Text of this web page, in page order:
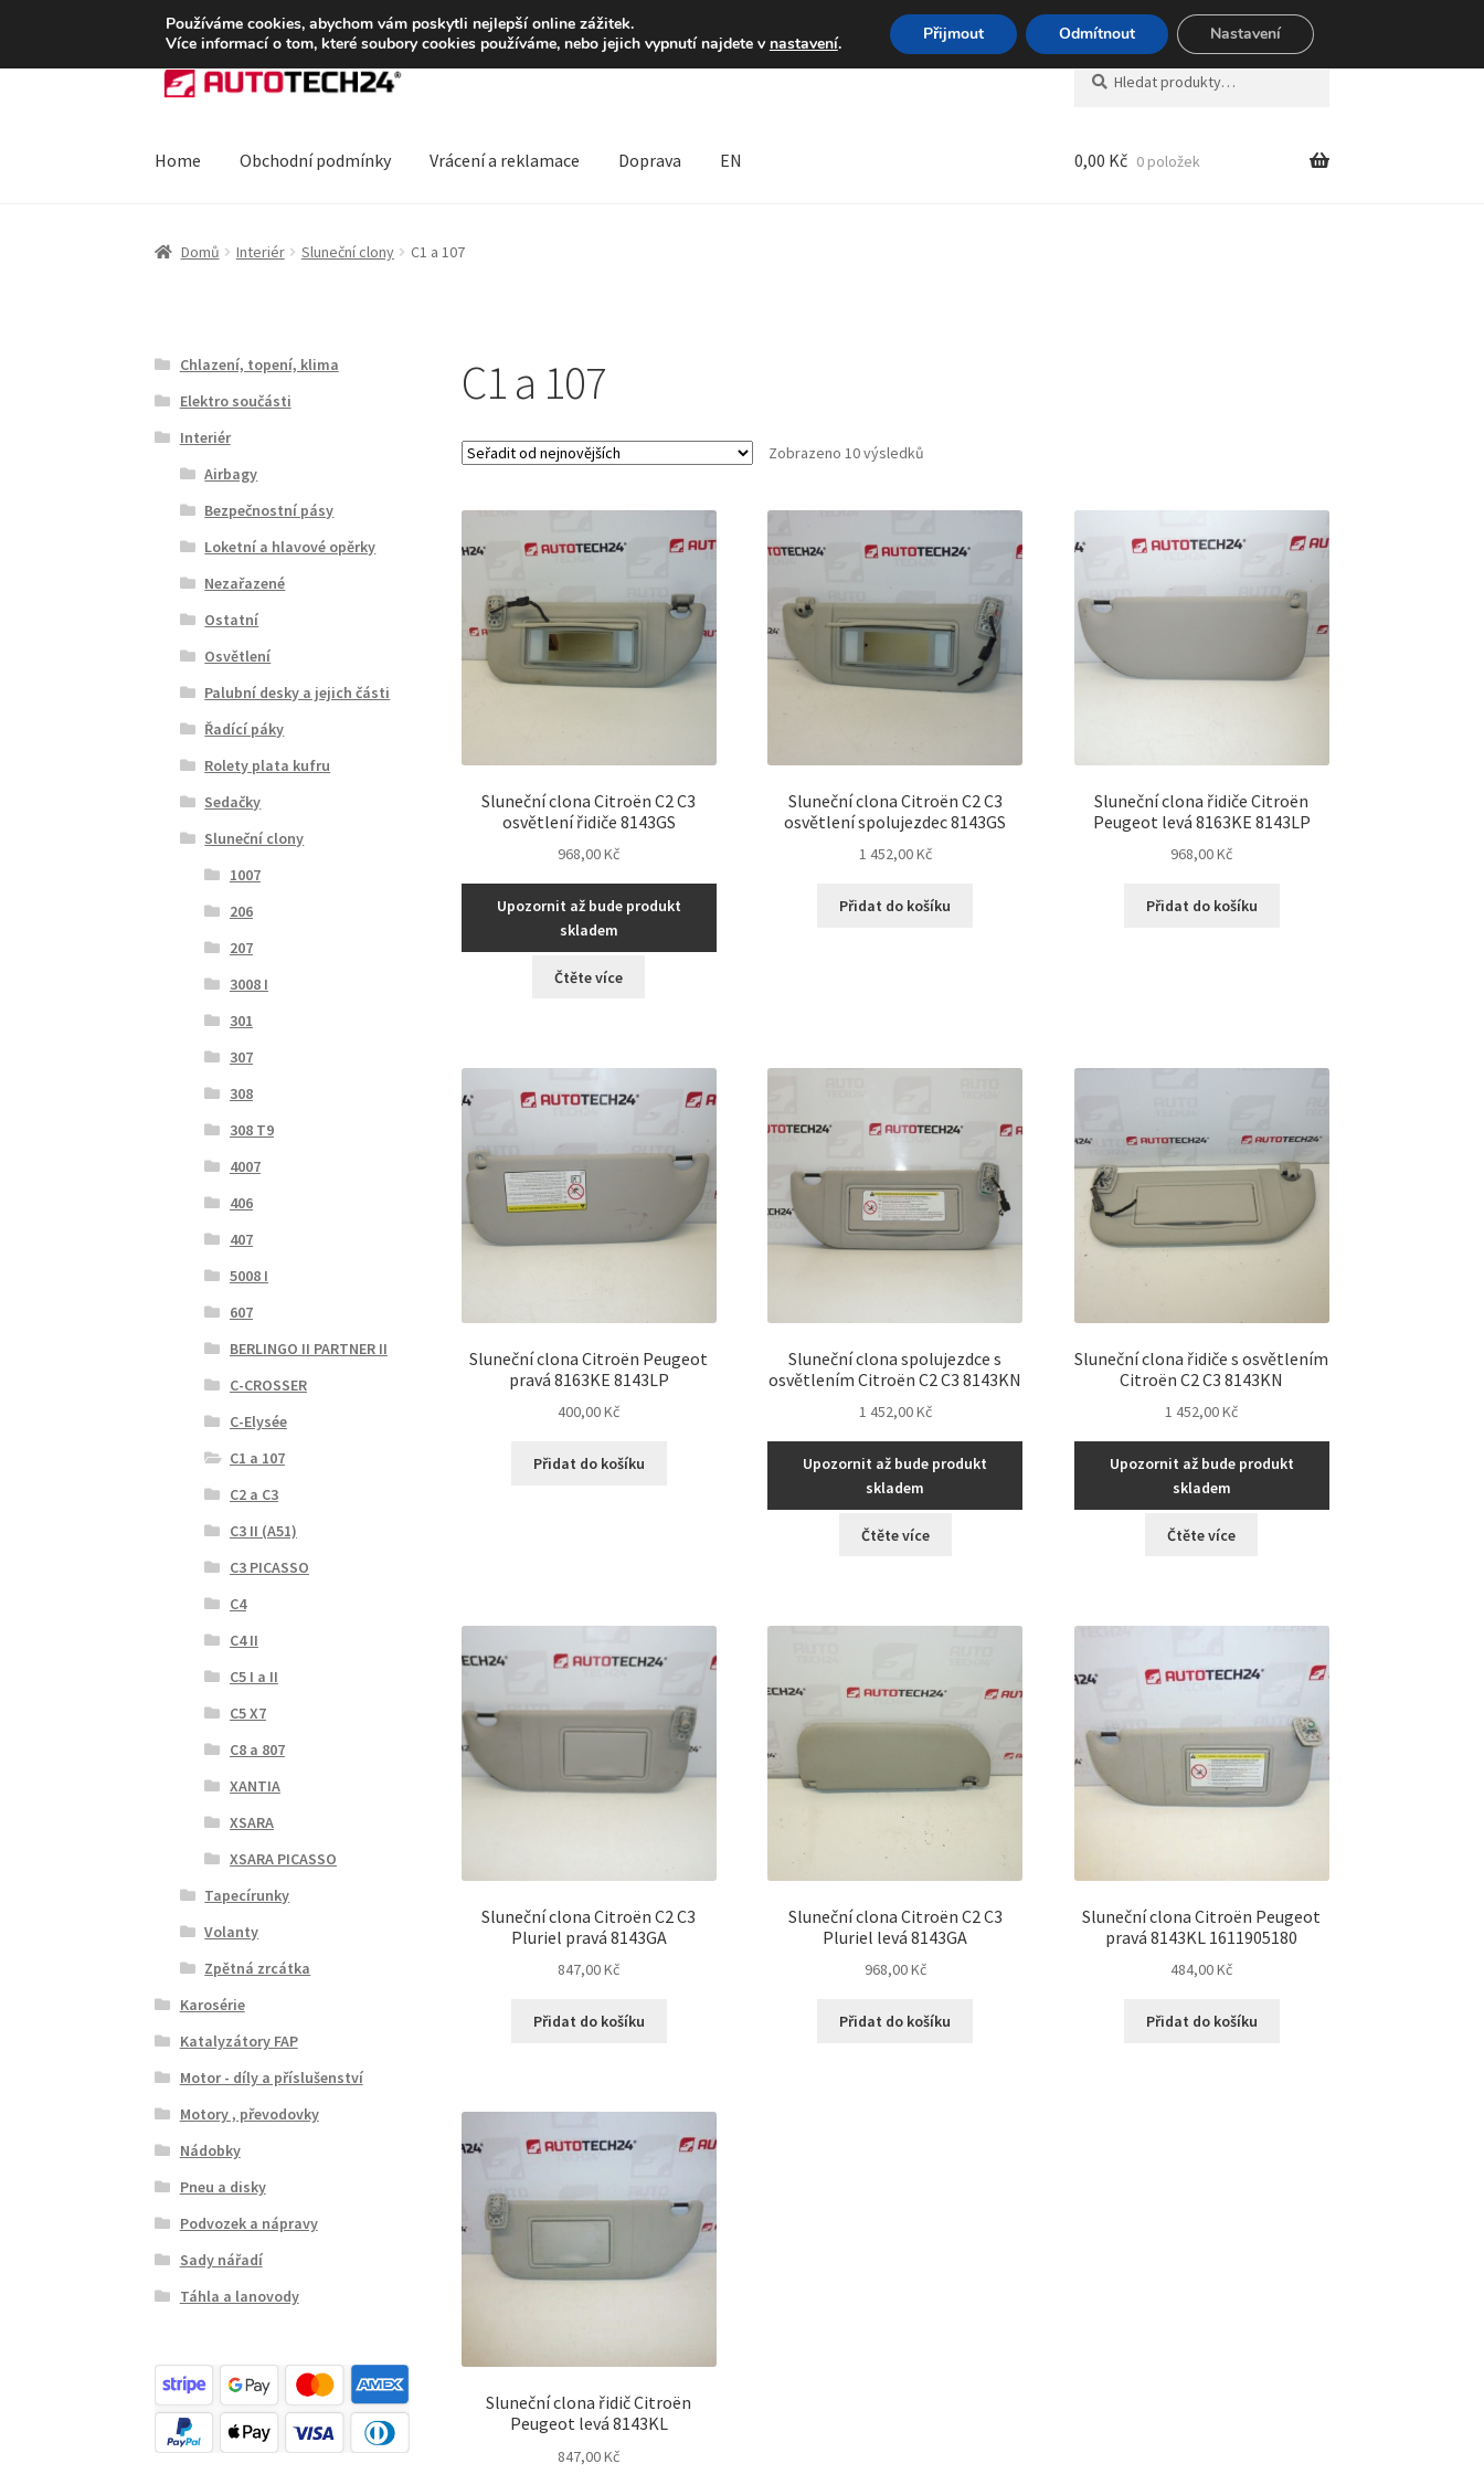
DOPRAVA od 139,-Kč Volejte po-pá 9-16 704 494 494
Přeskočit
na
Přejít
webu
Hledat:
Hledat
Home Obchodní podmínky Vrácení a reklamace Doprava EN 0,00 Kč 0 položek
Domů Interiér Sluneční clony C1 a 107
C1 a 107
Zobrazeno 10 výsledkůSeřazeno
Sluneční clona Citroën C2 C3
osvětlení řidiče 8143GS
968,00Kč
Upozornit až bude produkt
skladem
Čtěte více
Sluneční clona Citroën C2 C3
osvětlení spolujezdec 8143GS
1 452,00Kč
Přidat do košíku
Sluneční clona řidiče Citroën
Peugeot levá 8163KE 8143LP
968,00Kč
Přidat do košíku
Sluneční clona Citroën Peugeot
pravá 8163KE 8143LP
400,00Kč
Přidat do košíku
Sluneční clona spolujezdce s
osvětlením Citroën C2 C3 8143KN
1 452,00Kč
Upozornit až bude produkt
skladem
Čtěte více
Sluneční clona řidiče s osvětlením
Citroën C2 C3 8143KN
1 452,00Kč
Upozornit až bude produkt
skladem
Čtěte více
Sluneční clona Citroën C2 C3
Pluriel pravá 8143GA
847,00Kč
Přidat do košíku
Sluneční clona Citroën C2 C3
Pluriel levá 8143GA
968,00Kč
Přidat do košíku
Sluneční clona Citroën Peugeot
pravá 8143KL 1611905180
484,00Kč
Přidat do košíku
Sluneční clona řidič Citroën
Peugeot levá 8143KL
847,00Kč
Chlazení, topení, klima
Elektro součásti
Interiér
Airbagy
Bezpečnostní pásy
Loketní a hlavové opěrky
Nezařazené
Ostatní
Osvětlení
Palubní desky a jejich části
Řadící páky
Rolety plata kufru
Sedačky
Sluneční clony
1007
206
207
3008 I
301
307
308
308 T9
4007
406
407
5008 I
607
BERLINGO II PARTNER II
C-CROSSER
C-Elysée
C1 a 107
C2 a C3
C3 II (A51)
C3 PICASSO
C4
C4 II
C5 I a II
C5 X7
C8 a 807
XANTIA
XSARA
XSARA PICASSO
Tapecírunky
Volanty
Zpětná zrcátka
Karosérie
Katalyzátory FAP
Motor - díly a příslušenství
Motory , převodovky
Nádobky
Pneu a disky
Podvozek a nápravy
Sady nářadí
Táhla a lanovody
Používáme cookies, abychom vám poskytli nejlepší online zážitek.
Více informací o tom, které soubory cookies používáme, nebo jejich vypnutí najdete v nastavení. Přijmout Odmítnout Nastavení